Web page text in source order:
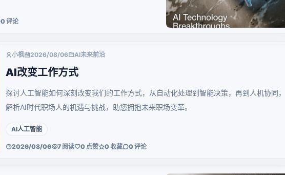
0 评论
小枫 2026/08/06 AI未来前沿
AI改变工作方式
探讨人工智能如何深刻改变我们的工作方式，从自动化处理到智能决策，再到人机协同
解析AI时代职场人的机遇与挑战，助您拥抱未来职场变革。
AI人工智能
2026/08/06 7 阅读 0 点赞 0 收藏 0 评论